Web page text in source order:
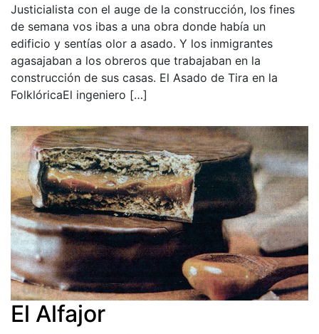
Justicialista con el auge de la construcción, los fines
de semana vos ibas a una obra donde había un
edificio y sentías olor a asado. Y los inmigrantes
agasajaban a los obreros que trabajaban en la
construcción de sus casas. El Asado de Tira en la
FolklóricaEl ingeniero […]
El Alfajor